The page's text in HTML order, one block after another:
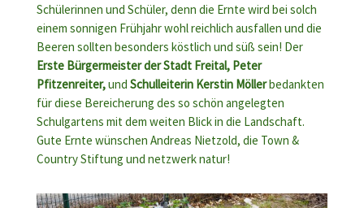
Schülerinnen und Schüler, denn die Ernte wird bei solch
einem sonnigen Frühjahr wohl reichlich ausfallen und die
Beeren sollten besonders köstlich und süß sein! Der
Erste Bürgermeister der Stadt Freital, Peter
Pfitzenreiter,und Schulleiterin Kerstin Möllerbedankten
für diese Bereicherung des so schön angelegten
Schulgartens mit dem weiten Blick in die Landschaft.
Gute Ernte wünschen Andreas Nietzold, die Town &
Country Stiftung und netzwerk natur!